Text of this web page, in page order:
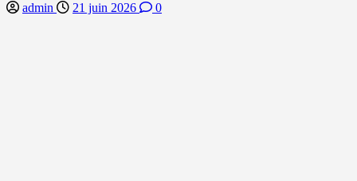
admin 21 juin 2026 0